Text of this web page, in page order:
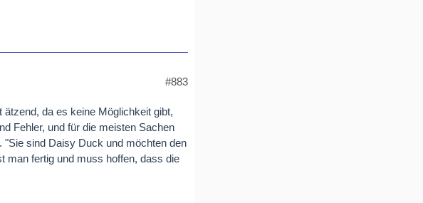
#883
da es keine Möglichkeit gibt,
Fehler, und für die meisten Sachen
sind Daisy Duck und möchten den
man fertig und muss hoffen, dass die